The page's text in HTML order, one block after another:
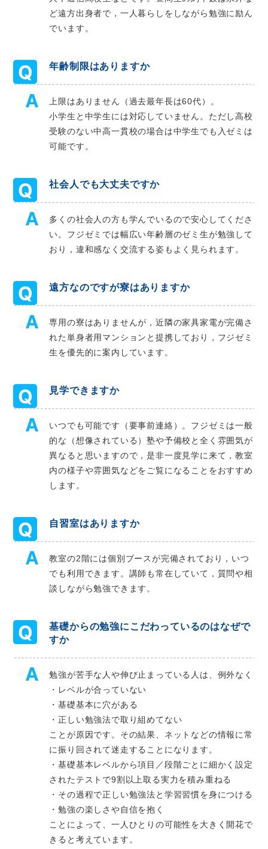
ど遠方出身者で，一人暮らしをしながら勉強に励ん
でいます。
年齢制限はありますか
上限はありません（過去最年長は60代）。
小学生と中学生には対応していません。ただし高校
受験のない中高一貫校の場合は中学生でも入ゼミは
可能です。
社会人でも大丈夫ですか
多くの社会人の方も学んでいるので安心してくださ
い。フジゼミでは幅広い年齢層のゼミ生が勉強して
おり，違和感なく交流する姿もよく見られます。
遠方なのですが寮はありますか
専用の寮はありませんが，近隣の家具家電が完備さ
れた単身者用マンションと提携しており，フジゼミ
生を優先的に案内しています。
見学できますか
いつでも可能です（要事前連絡）。フジゼミは一般
的な（想像されている）塾や予備校と全く雰囲気が
異なると思いますので，是非一度見学に来て，教室
内の様子や雰囲気などをご覧になることをおすすめ
します。
自習室はありますか
教室の2階には個別ブースが完備されており，いつ
でも利用できます。講師も常在していて，質問や相
談しながら勉強できます。
基礎からの勉強にこだわっているのはなぜで
すか
勉強が苦手な人や伸び止まっている人は、例外なく
・レベルが合っていない
・基礎基本に穴がある
・正しい勉強法で取り組めてない
ことが原因です。その結果、ネットなどの情報に常
に振り回されて迷走することになります。
・基礎基本レベルから項目／段階ごとに細かく設定
されたテストで9割以上取る実力を積み重ねる
・その過程で正しい勉強法と学習習慣を身につける
・勉強の楽しさや自信を抱く
ことによって、一人ひとりの可能性を大きく開花で
きると考えています。